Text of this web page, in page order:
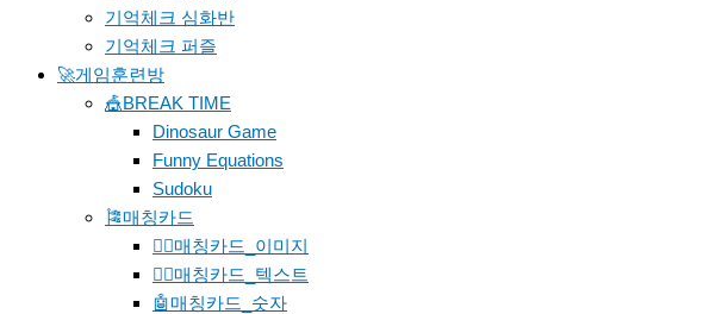
기억체크 심화반
기억체크 퍼즐
🚀게임훈련방
🎪BREAK TIME
Dinosaur Game
Funny Equations
Sudoku
🎏매칭카드
🐱‍🚀매칭카드_이미지
🐱‍👓매칭카드_텍스트
🤖매칭카드_숫자